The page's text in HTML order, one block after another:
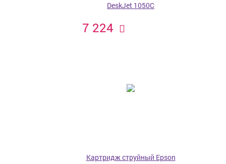
DeskJet 1050C
7 224
Картридж струйный Epson